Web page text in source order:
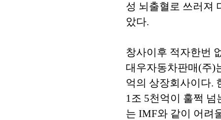
성 뇌출혈로 쓰러져
았다.
창사이후 적자한번
대우자동차판매(주)
억의 상장회사이다.
1조 5천억이 훌쩍
는 IMF와 같이 어려